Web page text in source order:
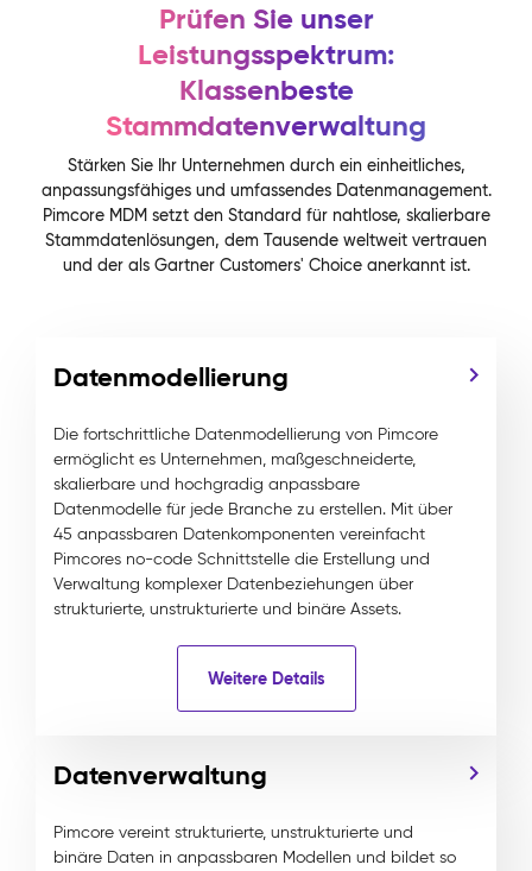
Prüfen Sie unser
Leistungsspektrum:
Klassenbeste
Stammdatenverwaltung
Stärken Sie Ihr Unternehmen durch ein einheitliches,
anpassungsfähiges und umfassendes Datenmanagement.
Pimcore MDM setzt den Standard für nahtlose, skalierbare
Stammdatenlösungen, dem Tausende weltweit vertrauen
und der als Gartner Customers' Choice anerkannt ist.
Datenmodellierung
Die fortschrittliche Datenmodellierung von Pimcore
ermöglicht es Unternehmen, maßgeschneiderte,
skalierbare und hochgradig anpassbare
Datenmodelle für jede Branche zu erstellen. Mit über
45 anpassbaren Datenkomponenten vereinfacht
Pimcores no-code Schnittstelle die Erstellung und
Verwaltung komplexer Datenbeziehungen über
strukturierte, unstrukturierte und binäre Assets.
Weitere Details
Datenverwaltung
Pimcore vereint strukturierte, unstrukturierte und
binäre Daten in anpassbaren Modellen und bildet so